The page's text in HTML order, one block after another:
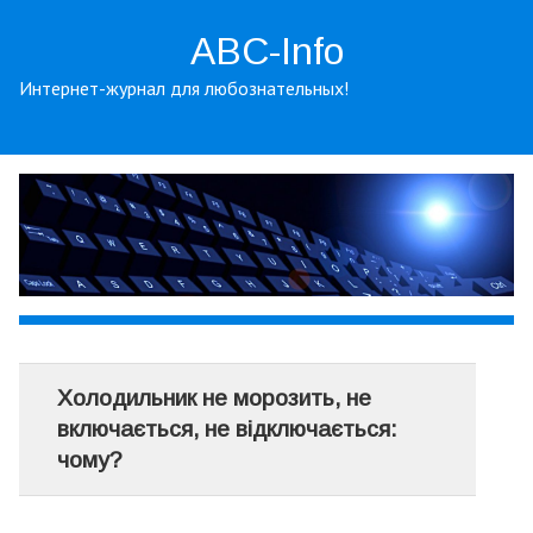
ABC-Info
Интернет-журнал для любознательных!
Холодильник не морозить, не
включається, не відключається:
чому?